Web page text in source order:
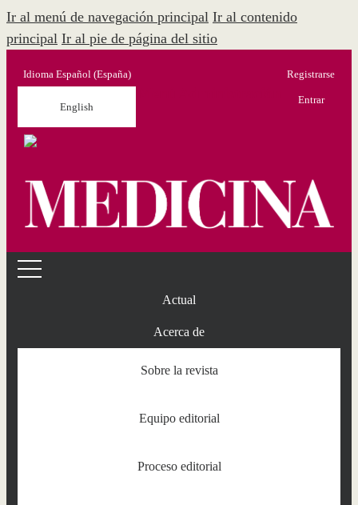
Ir al menú de navegación principal Ir al contenido
principal Ir al pie de página del sitio
Idioma Español (España)
English
Registrarse
Entrar
Actual
Acerca de
Sobre la revista
Equipo editorial
Proceso editorial